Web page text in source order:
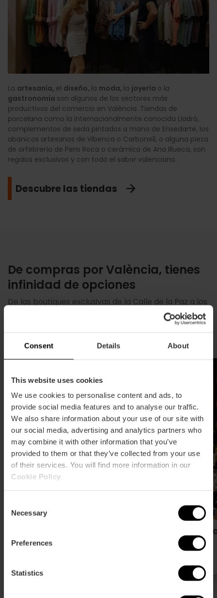
Consent Details About
This website uses cookies
We use cookies to personalise content and ads, to
provide social media features and to analyse our traffic.
We also share information about your use of our site with
our social media, advertising and analytics partners who
may combine it with other information that you’ve
provided to them or that they’ve collected from your use
of their services. You will find more information in our
Cookie Policy
Selection
Necessary
Preferences
Statistics
La artesanía, el diseño, la moda, la joyería o la
gastronomía son algunos de los sectores más
productivos del comercio en València. Tiendas de
porcelana como la internacionalmente conocida Lladró,
complementos de seda pintados a mano de Ensedarte, los
abanicos artesanos de Vibenca o Carbonell, o alguna pieza
de orfebrería de Peris Roca o cerámica de Ana Illueca, son
regalos exclusivos y con todo el sabor valenciano.
Descubre las tiendas
De compras por València, tienes
infinidad de opciones
De las boutiques exclusivas de la Calle de la Paz a los
talleres artesanos del centro. Descubre qué
comprar y dónde encontrar los productos más
auténticos de València.